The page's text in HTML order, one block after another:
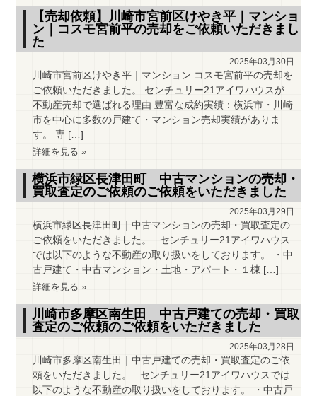
【売却依頼】川崎市宮前区けやき平｜マンショ
ン｜コスモ宮前平の売却をご依頼いただきまし
た
2025年03月30日
川崎市宮前区けやき平｜マンション コスモ宮前平の売却を
ご依頼いただきました。 センチュリー21アイワハウスが
不動産売却で選ばれる理由 豊富な成約実績：横浜市・川崎
市を中心に多数の戸建て・マンション売却実績がありま
す。 専 […]
詳細を見る »
横浜市緑区長津田町 中古マンションの売却・
買取査定のご依頼のご依頼をいただきました
2025年03月29日
横浜市緑区長津田町｜中古マンションの売却・買取査定の
ご依頼をいただきました。 センチュリー21アイワハウス
では以下のような不動産の取り扱いをしております。 ・中
古戸建て・中古マンション・土地・アパート・１棟 […]
詳細を見る »
川崎市多摩区南生田 中古戸建ての売却・買取
査定のご依頼のご依頼をいただきました
2025年03月28日
川崎市多摩区南生田｜中古戸建ての売却・買取査定のご依
頼をいただきました。 センチュリー21アイワハウスでは
以下のような不動産の取り扱いをしております。 ・中古戸